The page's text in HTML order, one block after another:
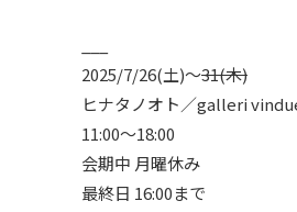
2025/7/26(土)〜31(木)
ヒナタノオト／galleri
11:00～18:00
会期中 月曜休み
最終日 16:00まで